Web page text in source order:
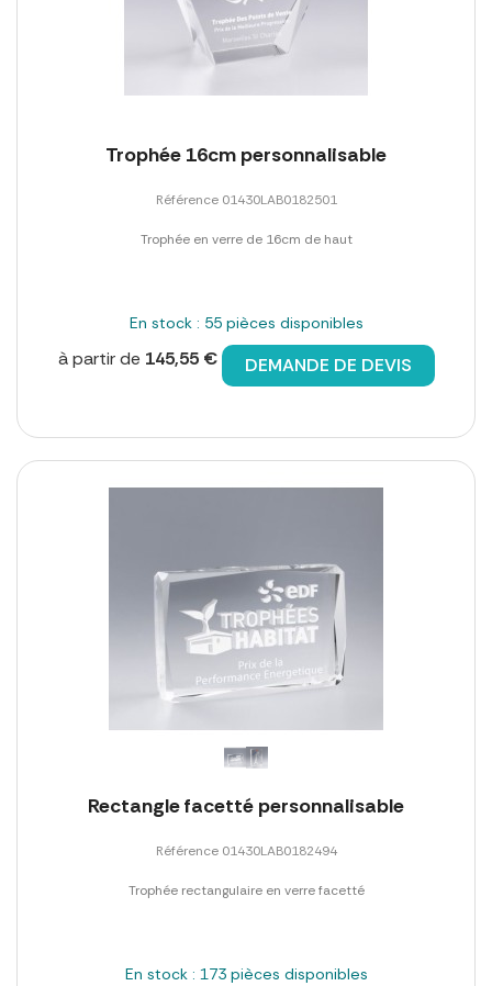
Trophée 16cm personnalisable
Référence 01430LAB0182501
Trophée en verre de 16cm de haut
En stock : 55 pièces disponibles
à partir de 145,55 € DEMANDE DE DEVIS
Rectangle facetté personnalisable
Référence 01430LAB0182494
Trophée rectangulaire en verre facetté
En stock : 173 pièces disponibles